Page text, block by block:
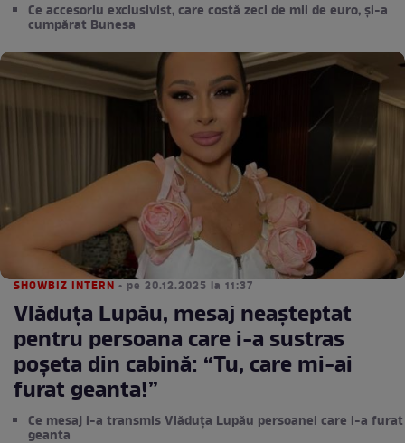
Ce accesoriu exclusivist, care costă zeci de mii de euro, și-a
cumpărat Bunesa
SHOWBIZ INTERN • pe 20.12.2025 la 11:37
Vlăduța Lupău, mesaj neașteptat
pentru persoana care i-a sustras
poșeta din cabină: “Tu, care mi-ai
furat geanta!”
Ce mesaj i-a transmis Vlăduța Lupău persoanei care i-a furat
geanta